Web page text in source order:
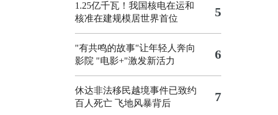
1.25亿千瓦！我国核电在运和
核准在建规模居世界首位
5
"有共鸣的故事"让年轻人奔向
影院 "电影+"激发新活力 6
休达非法移民越境事件已致约
百人死亡 飞地风暴背后 7